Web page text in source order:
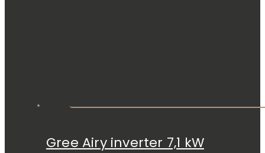
Gree Airy inverter 7,1 kW